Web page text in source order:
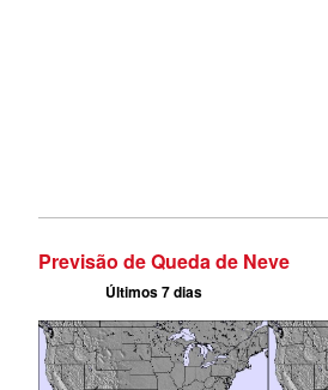
Previsão de Queda de Neve
Últimos 7 dias